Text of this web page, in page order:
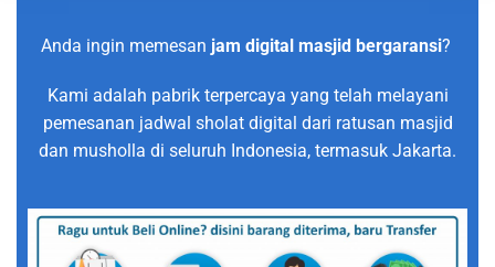
Anda ingin memesan jam digital masjid bergaransi?
Kami adalah pabrik terpercaya yang telah melayani
pemesanan jadwal sholat digital dari ratusan masjid
dan musholla di seluruh Indonesia, termasuk Jakarta.